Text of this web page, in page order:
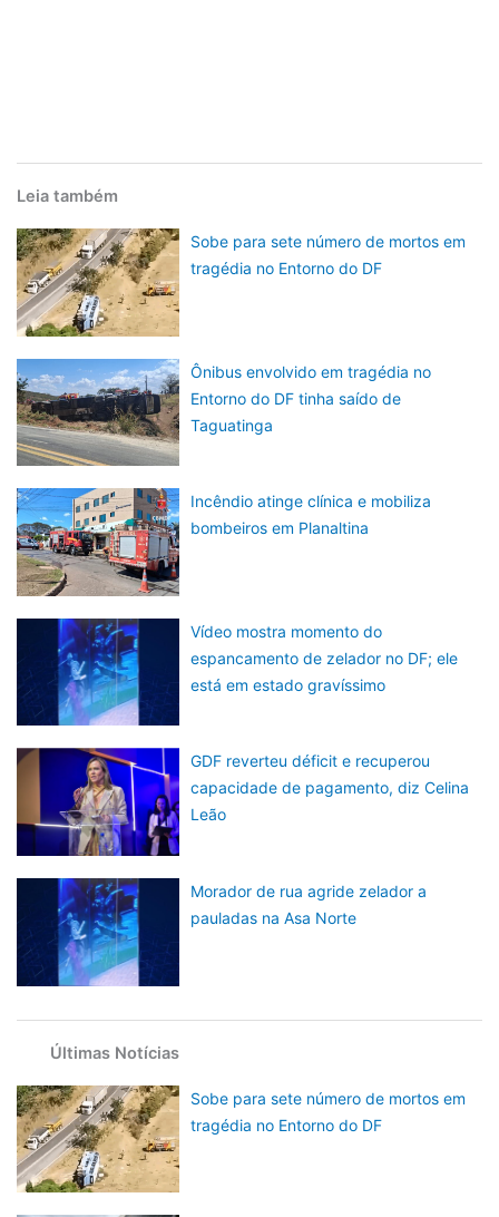
Leia também
Sobe para sete número de mortos em
tragédia no Entorno do DF
Ônibus envolvido em tragédia no
Entorno do DF tinha saído de
Taguatinga
Incêndio atinge clínica e mobiliza
bombeiros em Planaltina
Vídeo mostra momento do
espancamento de zelador no DF; ele
está em estado gravíssimo
GDF reverteu déficit e recuperou
capacidade de pagamento, diz Celina
Leão
Morador de rua agride zelador a
pauladas na Asa Norte
Últimas Notícias
Sobe para sete número de mortos em
tragédia no Entorno do DF